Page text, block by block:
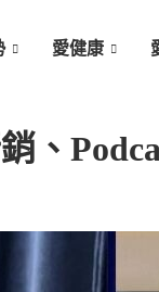
愛健康
、